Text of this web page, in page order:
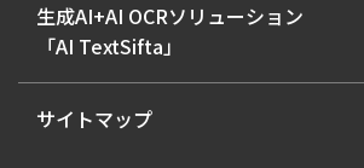
生成AI+AI OCRソリューション
「AI TextSifta」
サイトマップ